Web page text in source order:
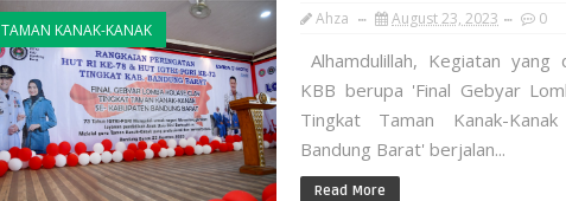
TAMAN KANAK-KANAK
Ahza August 23, 2023 0
Alhamdulillah, Kegiatan yang
KBB berupa 'Final Gebyar
Tingkat Taman Kanak-Kanak
Bandung Barat' berjalan...
Read More